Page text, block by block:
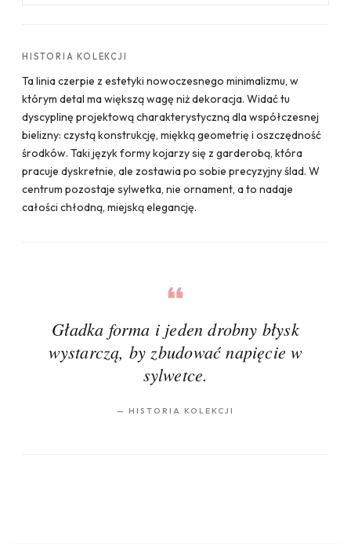
HISTORIA KOLEKCJI
Ta linia czerpie z estetyki nowoczesnego minimalizmu, w
którym detal ma większą wagę niż dekoracja. Widać tu
dyscyplinę projektową charakterystyczną dla współczesnej
bielizny: czystą konstrukcję, miękką geometrię i oszczędność
środków. Taki język formy kojarzy się z garderobą, która
pracuje dyskretnie, ale zostawia po sobie precyzyjny ślad. W
centrum pozostaje sylwetka, nie ornament, a to nadaje
całości chłodną, miejską elegancję.
Gładka forma i jeden drobny błysk
wystarczą, by zbudować napięcie w
sylwetce.
— HISTORIA KOLEKCJI